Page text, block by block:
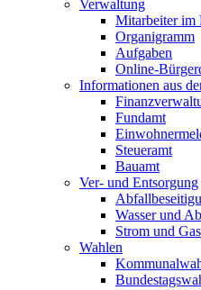
Verwaltung
Mitarbeiter im
Organigramm
Aufgaben
Online-
Informationen aus
Fundamt
Steueramt
Bauamt
Ver- und Entsorgung
Wasser und
Strom und Gas
Wahlen